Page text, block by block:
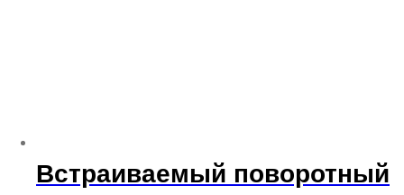
Встраиваемый поворотный